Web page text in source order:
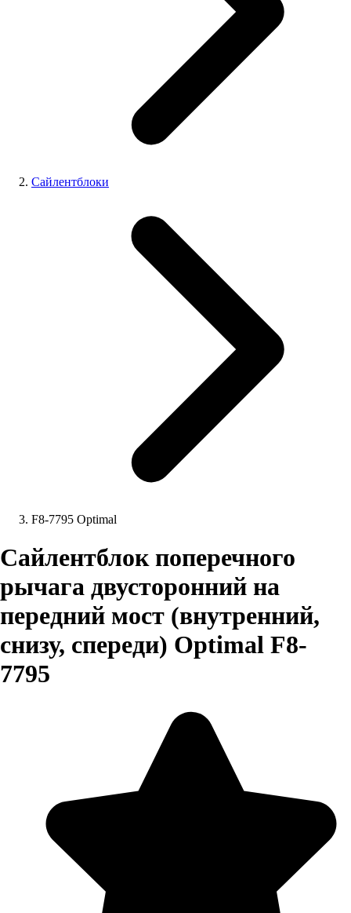
Сайлентблоки
F8-7795 Optimal
Сайлентблок поперечного
рычага двусторонний на
передний мост (внутренний,
снизу, спереди) Optimal F8-
7795